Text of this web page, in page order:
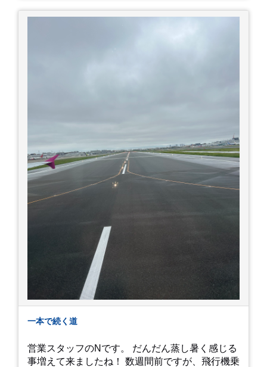
一本で続く道
営業スタッフのNです。 だんだん蒸し暑く感じる
事増えて来ましたね！ 数週間前ですが、飛行機乗